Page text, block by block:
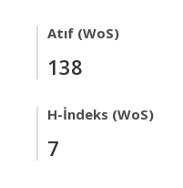
Atıf (WoS)
138
H-İndeks (WoS)
7